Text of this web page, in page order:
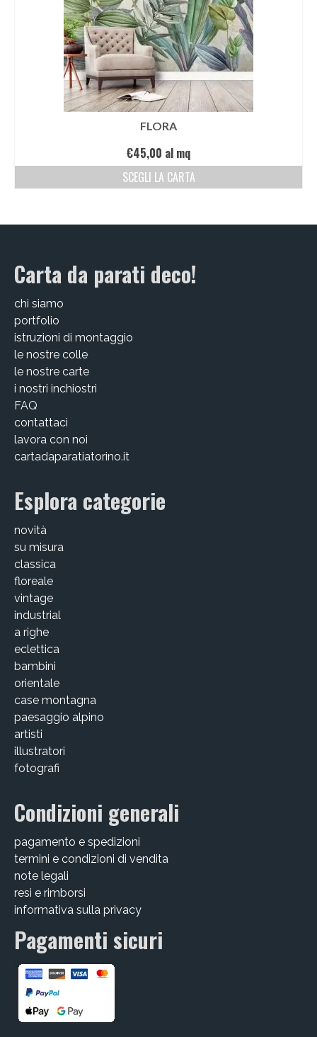
FLORA
€45,00 al mq
SCEGLI LA CARTA
Carta da parati deco!
chi siamo
portfolio
istruzioni di montaggio
le nostre colle
le nostre carte
i nostri inchiostri
FAQ
contattaci
lavora con noi
cartadaparatiatorino.it
Esplora categorie
novità
su misura
classica
floreale
vintage
industrial
a righe
eclettica
bambini
orientale
case montagna
paesaggio alpino
artisti
illustratori
fotografi
Condizioni generali
pagamento e spedizioni
termini e condizioni di vendita
note legali
resi e rimborsi
informativa sulla privacy
Pagamenti sicuri